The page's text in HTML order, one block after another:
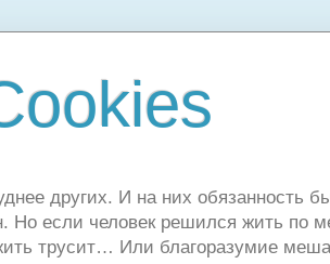
других. И на них обязанность
Но если человек решился жить по
трусит… Или благоразумие